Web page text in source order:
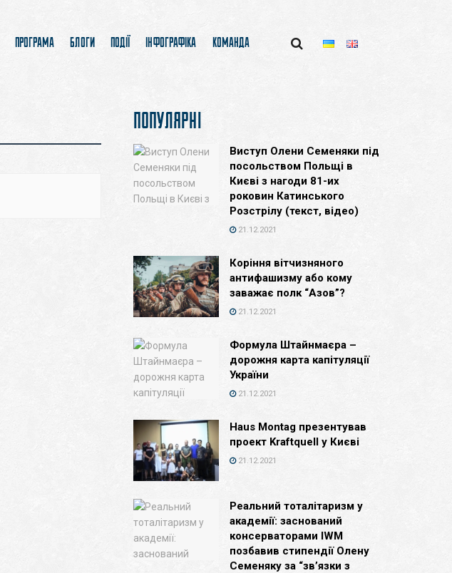
ПРОГРАМА БЛОГИ ПОДІЇ ІНФОГРАФІКА КОМАНДА
ПОПУЛЯРНІ
Виступ Олени Семеняки під
посольством Польщі в
Києві з нагоди 81-их
роковин Катинського
Розстрілу (текст, відео)
21.12.2021
Коріння вітчизняного
антифашизму або кому
заважає полк “Азов”?
21.12.2021
Формула Штайнмаєра –
дорожня карта капітуляції
України
21.12.2021
Haus Montag презентував
проект Kraftquell у Києві
21.12.2021
Реальний тоталітаризм у
академії: заснований
консерваторами IWM
позбавив стипендії Олену
Семеняку за “зв’язки з